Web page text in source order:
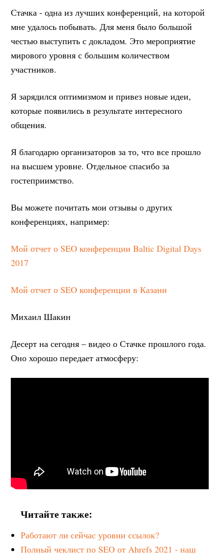
Стачка - одна из лучших конференций, на которой
мне удалось побывать. Для меня было большой
честью выступить с докладом. Это мероприятие
мирового уровня с большим количеством
участников.
Я зарядился оптимизмом и привез новые идеи,
которые появились в результате интересного
общения.
Я благодарю организаторов за то, что все прошло
на высшем уровне. Отдельное спасибо за
гостеприимство.
Вы можете почитать мои отзывы о других
конференциях, например:
Мой отчет о SEO конференции Baltic Digital Days
2017
Мой отчет о SEO конференции в Казани
Михаил Шакин
Десерт на сегодня – видео о Стачке прошлого года.
Оно хорошо передает атмосферу:
Читайте также:
Работают ли сейчас уровни ссылок?
Полный чеклист по SEO от Ahrefs 2021 - наш